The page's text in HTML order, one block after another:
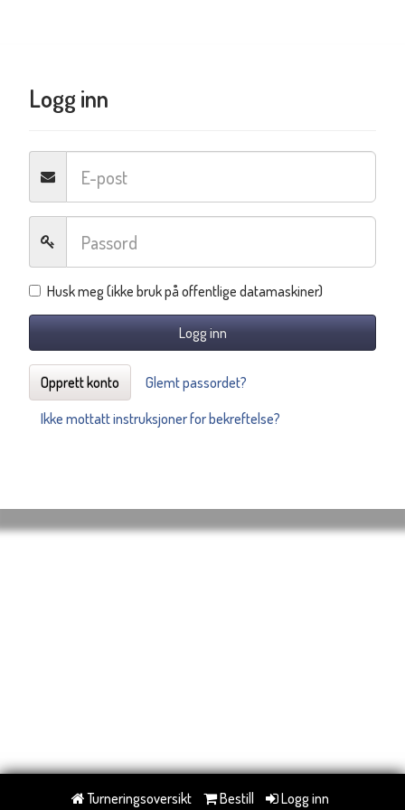
Logg inn
Husk meg (ikke bruk på offentlige datamaskiner)
Logg inn
Opprett konto
Glemt passordet?
Ikke mottatt instruksjoner for bekreftelse?
Turneringsoversikt Bestill Logg inn